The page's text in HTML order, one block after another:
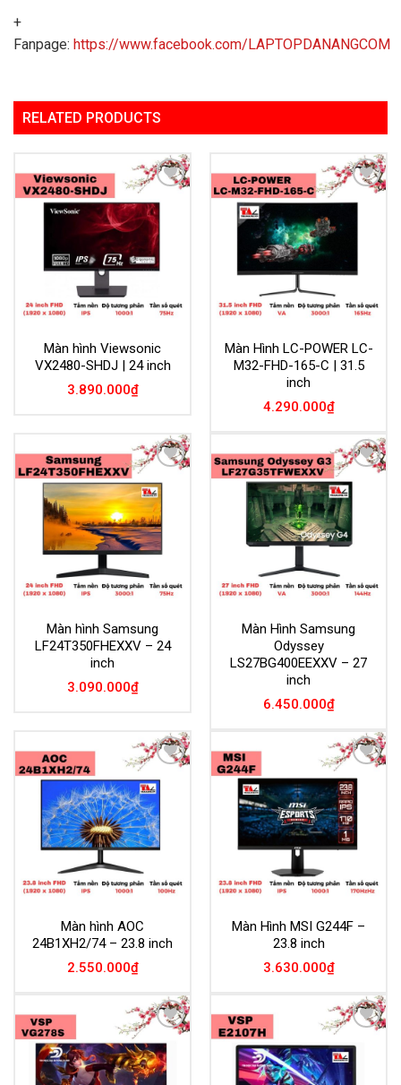
+
Fanpage: https://www.facebook.com/LAPTOPDANANGCOM
RELATED PRODUCTS
Add to
Wishlist
Màn hình Viewsonic
VX2480-SHDJ | 24 inch
3.890.000₫
Add to
Màn Hình LC-POWER LC-
M32-FHD-165-C | 31.5
inch
4.290.000₫
Add to
Wishlist
Màn hình Samsung
LF24T350FHEXXV – 24
inch
3.090.000₫
Add to
Wishlist
Màn Hình Samsung
Odyssey
LS27BG400EEXXV – 27
inch
6.450.000₫
Add to
Wishlist
Màn hình AOC
24B1XH2/74 – 23.8 inch
2.550.000₫
Add to
Wishlist
Màn Hình MSI G244F –
23.8 inch
3.630.000₫
Add to
Wishlist
Wishlist